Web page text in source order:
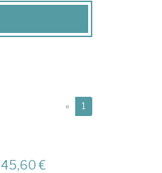
« 1
45,60 €